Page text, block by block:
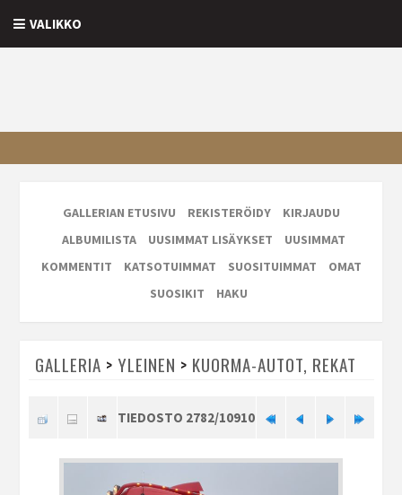
VALIKKO
GALLERIAN ETUSIVU REKISTERÖIDY
KIRJAUDU
ALBUMILISTA
UUSIMMAT LISÄYKSET
UUSIMMAT
KOMMENTIT
KATSOTUIMMAT SUOSITUIMMAT
OMAT
SUOSIKIT
HAKU
GALLERIA > YLEINEN > KUORMA-AUTOT, REKAT
TIEDOSTO 2782/10910